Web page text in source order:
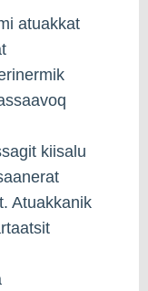
atuakkat
kiisalu
Atuakkanik